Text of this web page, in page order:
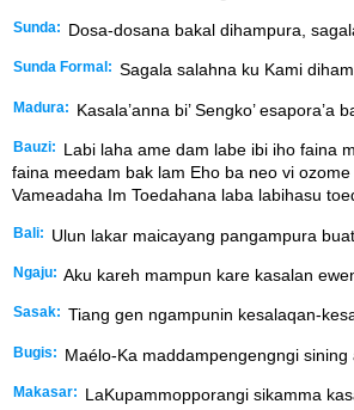
Sunda: Dosa-dosana bakal dihampura,
Sunda Formal: Sagala salahna ku Kami
Madura: Kasala’anna bi’ Sengko’ esapora’a
Bauzi:
Labi laha ame dam labe ibi iho faina
faina meedam bak lam Eho ba neo vi
Vameadaha Im Toedahana laba labihasu
Bali: Ulun lakar maicayang pangampura
Ngaju: Aku kareh mampun kare kasalan
Sasak: Tiang gen ngampunin kesalaqan-
Bugis: Maélo-Ka maddampengengngi
Makasar: LaKupammopporangi sikamma